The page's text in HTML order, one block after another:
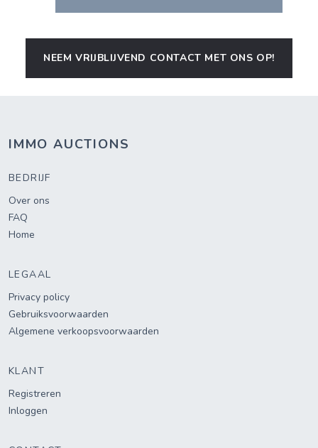
NEEM VRIJBLIJVEND CONTACT MET ONS OP!
IMMO AUCTIONS
BEDRIJF
Over ons
FAQ
Home
LEGAAL
Privacy policy
Gebruiksvoorwaarden
Algemene verkoopsvoorwaarden
KLANT
Registreren
Inloggen